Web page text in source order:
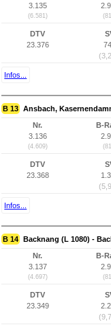
3.135
(6.581)
DTV
23.376
Infos...
B 13 Ansbach,
Nr.
3.136
(4.609)
B-
DTV
23.368
Infos...
B 14 Backnang (L 1080) -
Nr.
3.137
(4.697)
B-
DTV
23.349